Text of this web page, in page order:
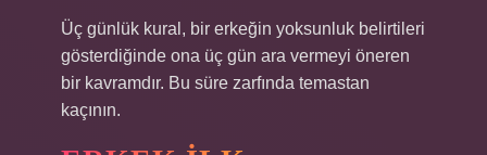
Üç günlük kural, bir erkeğin yoksunluk belirtileri
gösterdiğinde ona üç gün ara vermeyi öneren
bir kavramdır. Bu süre zarfında temastan
kaçının.